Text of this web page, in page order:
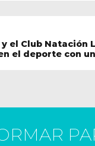
el Club Natación
el deporte con